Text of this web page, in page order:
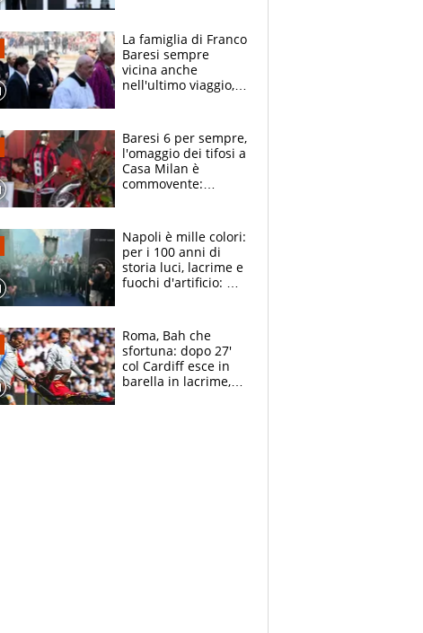
La famiglia di Franco
Baresi sempre
vicina anche
nell'ultimo viaggio,
circondati
dall'affetto dei tifosi
Baresi 6 per sempre,
l'omaggio dei tifosi a
Casa Milan è
commovente:
bigliettini
Napoli è mille colori:
per i 100 anni di
storia luci, lacrime e
fuochi d'artificio: De
Roma, Bah che
sfortuna: dopo 27'
col Cardiff esce in
barella in lacrime,